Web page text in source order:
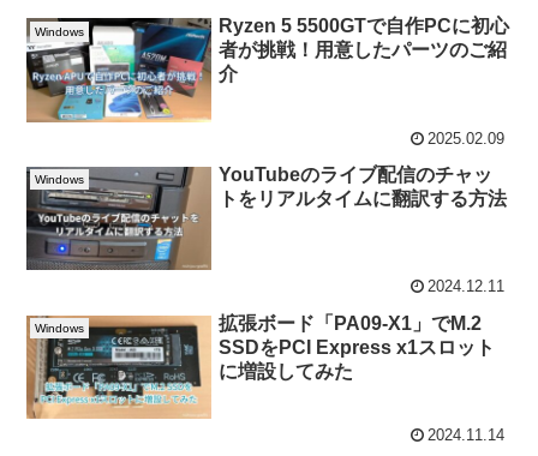
Windows
Ryzen 5 5500GTで自作PCに初心
者が挑戦！用意したパーツのご紹
介
2025.02.09
Windows
YouTubeのライブ配信のチャッ
トをリアルタイムに翻訳する方法
2024.12.11
Windows
拡張ボード「PA09-X1」でM.2
SSDをPCI Express x1スロット
に増設してみた
2024.11.14